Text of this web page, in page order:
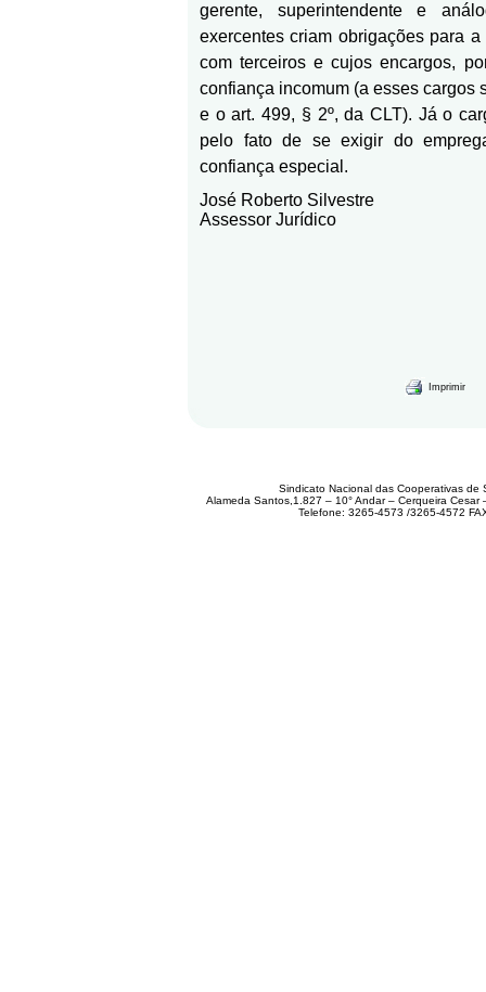
gerente, superintendente e
exercentes criam obrigações para
com terceiros e cujos encargos,
confiança incomum (a esses cargos
e o art. 499, § 2º, da CLT). Já o
pelo fato de se exigir do
confiança especial.
José Roberto Silvestre
Assessor Jurídico
Imprimir
Sindicato Nacional das Cooperativas de
Alameda Santos,1.827 – 10° Andar – Cerqueira
Telefone: 3265-4573 /3265-4572